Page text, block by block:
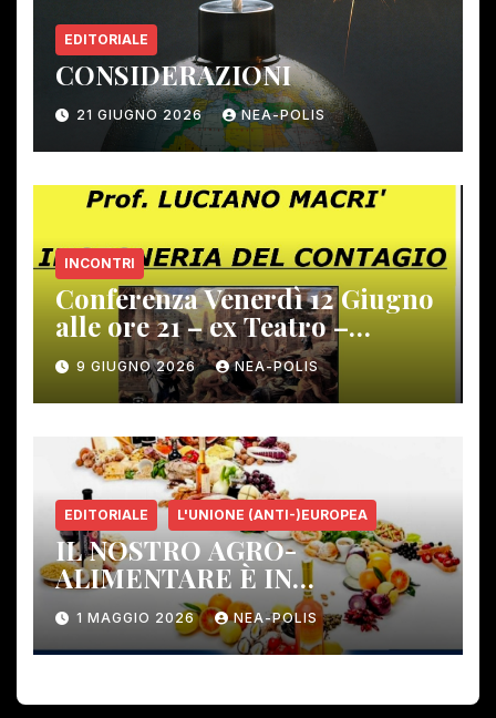
EDITORIALE
CONSIDERAZIONI
21 GIUGNO 2026 NEA-POLIS
INCONTRI
Conferenza Venerdì 12 Giugno
alle ore 21 – ex Teatro –
Gambassi Terme –
9 GIUGNO 2026 NEA-POLIS
EDITORIALE L'UNIONE (ANTI-)EUROPEA
IL NOSTRO AGRO-
ALIMENTARE È IN
PERICOLO!
1 MAGGIO 2026 NEA-POLIS